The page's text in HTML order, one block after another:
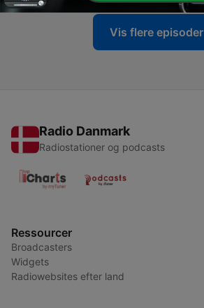
Vis flere episoder
Radio Danmark
Radiostationer og podcasts
Ressourcer
Broadcasters
Widgets
Radiowebsites efter land